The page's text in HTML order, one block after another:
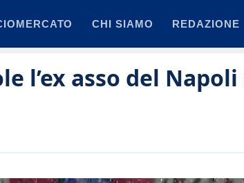
CHI SIAMO REDAZIONE
l’ex asso del